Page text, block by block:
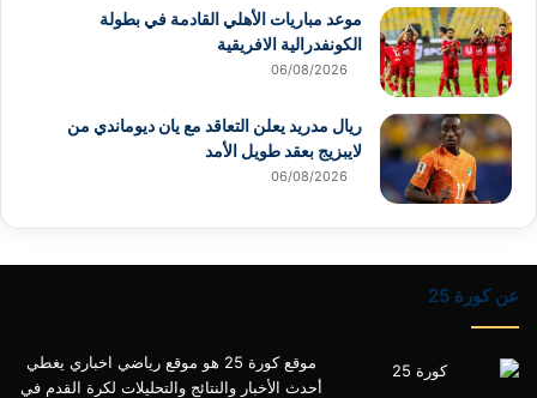
موعد مباريات الأهلي القادمة في بطولة
الكونفدرالية الافريقية
06/08/2026
ريال مدريد يعلن التعاقد مع يان ديوماندي من
لايبزيج بعقد طويل الأمد
06/08/2026
عن كورة 25
موقع كورة 25 هو موقع رياضي اخباري يغطي
أحدث الأخبار والنتائج والتحليلات لكرة القدم في